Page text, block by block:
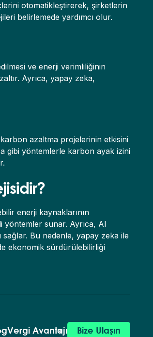
otomatikleştirerek, şirketlerin
belirlemede yardımcı olur.
ve enerji verimliliğinin
Ayrıca, yapay zeka,
azaltma projelerinin etkisini
gibi yöntemlerle karbon ayak izini
enerji kaynaklarının
yöntemler sunar. Ayrıca, AI
Bu nedenle, yapay zeka ile
ekonomik sürdürülebilirliği
Vergi Avantajı Bize Ulaşın